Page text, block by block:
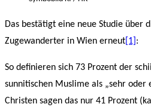
Das bestätigt eine neue Studie über
Zugewanderter in Wien erneut[1] :
So definieren sich 73 Prozent der
sunnitischen Muslime als „sehr oder
Christen sagen das nur 41 Prozent